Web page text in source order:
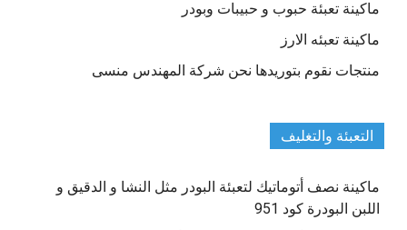
ماكينة تعبئة حبوب و حبيبات وبودر
ماكينة تعبئه الارز
منتجات نقوم بتوريدها نحن شركة المهندس منسى
التعبئة والتغليف
ماكينة نصف أتوماتيك لتعبئة البودر مثل النشا و الدقيق و
اللبن البودرة كود 951